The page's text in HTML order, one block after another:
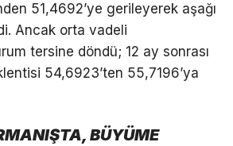
51,4692’ye gerileyerek aşağı
Ancak orta vadeli
tersine döndü; 12 ay sonrası
54,6923’ten 55,7196’ya
BÜYÜME